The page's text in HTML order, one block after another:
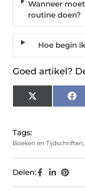
Wanneer
routine doen?
Hoe begin
Goed artikel?
X
(Twitter)
Tags:
Boeken en Tijdschriften,
Delen: